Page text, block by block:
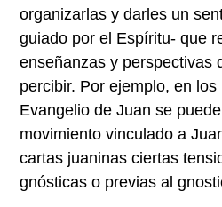
organizarlas y darles un
guiado por el Espíritu- que
enseñanzas y perspectivas
percibir. Por ejemplo, en
Evangelio de Juan se
movimiento vinculado a
cartas juaninas ciertas
gnósticas o previas al